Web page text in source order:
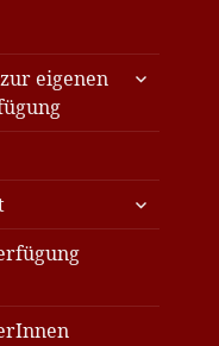
eigenen
untermenü
untermenü
anzeigen